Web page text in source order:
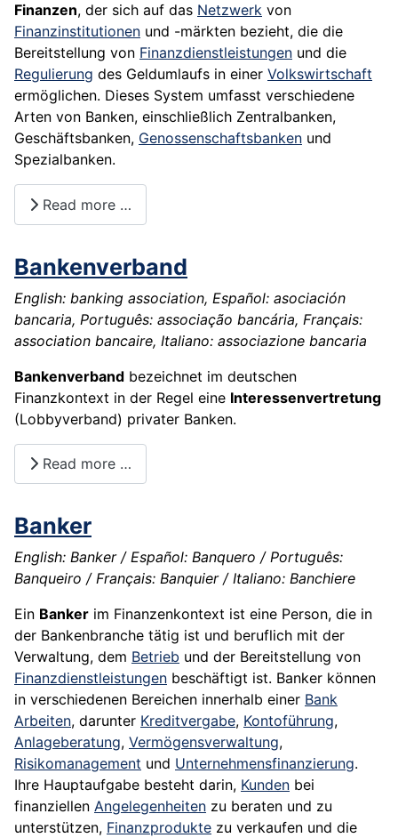
Finanzen, der sich auf das Netzwerk von
Finanzinstitutionen und -märkten bezieht, die die
Bereitstellung von Finanzdienstleistungen und die
Regulierung des Geldumlaufs in einer Volkswirtschaft
ermöglichen. Dieses System umfasst verschiedene
Arten von Banken, einschließlich Zentralbanken,
Geschäftsbanken, Genossenschaftsbanken und
Spezialbanken.
Read more …
Bankenverband
English: banking association, Español: asociación
bancaria, Português: associação bancária, Français:
association bancaire, Italiano: associazione bancaria
Bankenverband bezeichnet im deutschen
Finanzkontext in der Regel eine Interessenvertretung
(Lobbyverband) privater Banken.
Read more …
Banker
English: Banker / Español: Banquero / Português:
Banqueiro / Français: Banquier / Italiano: Banchiere
Ein Banker im Finanzenkontext ist eine Person, die in
der Bankenbranche tätig ist und beruflich mit der
Verwaltung, dem Betrieb und der Bereitstellung von
Finanzdienstleistungen beschäftigt ist. Banker können
in verschiedenen Bereichen innerhalb einer Bank
Arbeiten, darunter Kreditvergabe, Kontoführung,
Anlageberatung, Vermögensverwaltung,
Risikomanagement und Unternehmensfinanzierung.
Ihre Hauptaufgabe besteht darin, Kunden bei
finanziellen Angelegenheiten zu beraten und zu
unterstützen, Finanzprodukte zu verkaufen und die